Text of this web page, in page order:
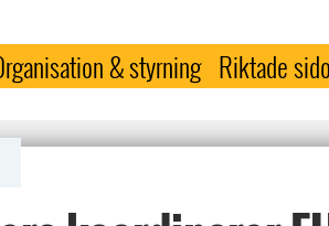
& styrning Riktade